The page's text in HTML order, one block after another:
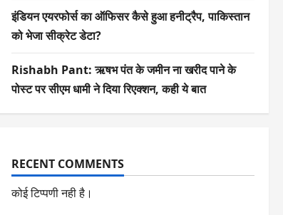
इंडियन एयरफोर्स का ऑफिसर कैसे हुआ हनीट्रैप, पाकिस्तान
को भेजा सीक्रेट डेटा?
Rishabh Pant: ऋषभ पंत के जमीन ना खरीद पाने के
पोस्ट पर सीएम धामी ने दिया रिएक्शन, कही ये बात
RECENT COMMENTS
कोई टिप्पणी नही है।